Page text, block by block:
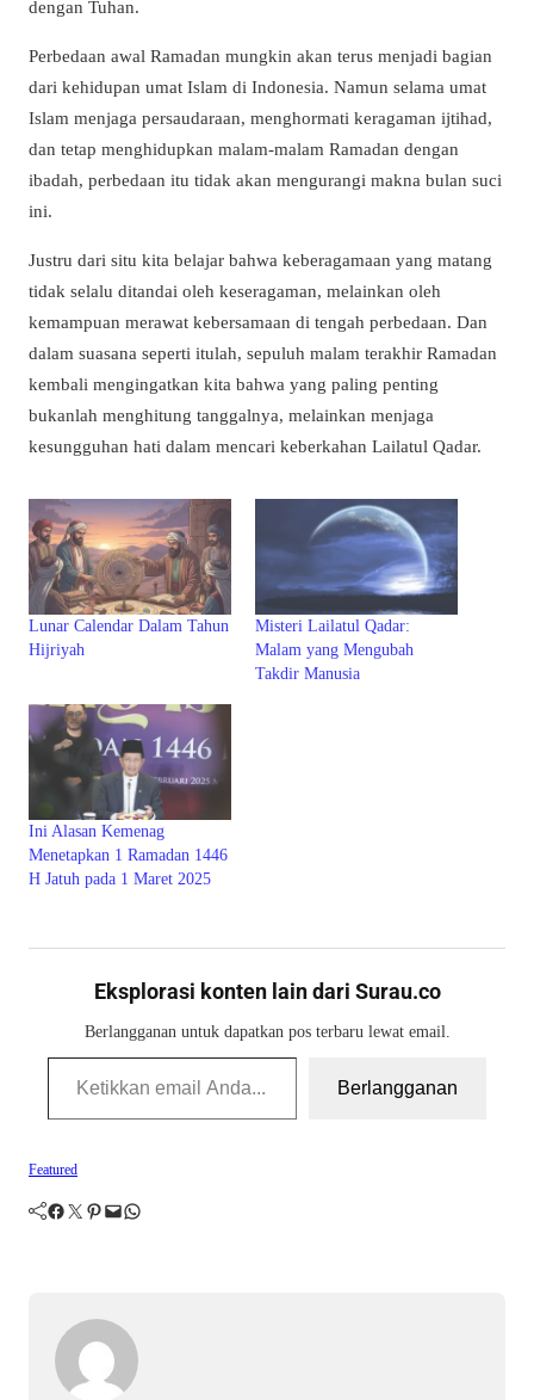
dengan Tuhan.
Perbedaan awal Ramadan mungkin akan terus menjadi bagian
dari kehidupan umat Islam di Indonesia. Namun selama umat
Islam menjaga persaudaraan, menghormati keragaman ijtihad,
dan tetap menghidupkan malam-malam Ramadan dengan
ibadah, perbedaan itu tidak akan mengurangi makna bulan suci
ini.
Justru dari situ kita belajar bahwa keberagamaan yang matang
tidak selalu ditandai oleh keseragaman, melainkan oleh
kemampuan merawat kebersamaan di tengah perbedaan. Dan
dalam suasana seperti itulah, sepuluh malam terakhir Ramadan
kembali mengingatkan kita bahwa yang paling penting
bukanlah menghitung tanggalnya, melainkan menjaga
kesungguhan hati dalam mencari keberkahan Lailatul Qadar.
Lunar Calendar Dalam Tahun
Hijriyah
Misteri Lailatul Qadar:
Malam yang Mengubah
Takdir Manusia
Ini Alasan Kemenag
Menetapkan 1 Ramadan 1446
H Jatuh pada 1 Maret 2025
Eksplorasi konten lain dari Surau.co
Berlangganan untuk dapatkan pos terbaru lewat email.
Ketikkan email Anda...
Berlangganan
Featured
Facebook Twitter Pinterest Mail WhatsApp